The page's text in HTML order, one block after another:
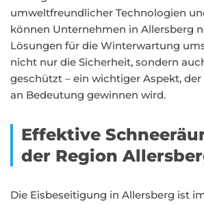
umweltfreundlicher Technologien
können Unternehmen in Allersberg
Lösungen für die Winterwartung
nicht nur die Sicherheit, sondern
geschützt – ein wichtiger Aspekt,
an Bedeutung gewinnen wird.
Effektive
der Region
Die Eisbeseitigung in Allersberg ist